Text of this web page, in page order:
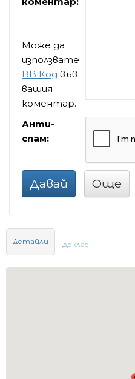
Може да
използвате
BB Код във
вашия
коментар.
Анти-
спам:
Давай Още
Детайли Доклад